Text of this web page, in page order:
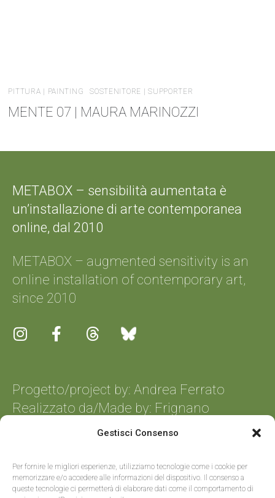
Gestisci Consenso
Per fornire le migliori esperienze, utilizziamo tecnologie come i cookie per
memorizzare e/o accedere alle informazioni del dispositivo. Il consenso a
queste tecnologie ci permetterà di elaborare dati come il comportamento di
PITTURA | PAINTING SOSTENITORE | SUPPORTER
MENTE 07 | MAURA MARINOZZI
METABOX – sensibilità aumentata è
un’installazione di arte contemporanea
online, dal 2010
METABOX – augmented sensitivity is an
online installation of contemporary art,
since 2010
Progetto/project by: Andrea Ferrato
Realizzato da/Made by: Frignano